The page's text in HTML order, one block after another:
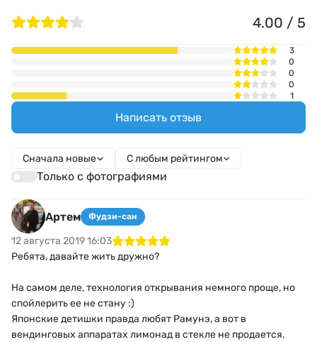
4.00 / 5
3
0
0
0
1
Написать отзыв
Сначала новые С любым рейтингом
Только с фотографиями
Артем Фудзи-сан
12 августа 2019 16:03
Ребята, давайте жить дружно?
На самом деле, технология открывания немного проще, но
спойлерить ее не стану :)
Японские детишки правда любят Рамунэ, а вот в
вендинговых аппаратах лимонад в стекле не продается.